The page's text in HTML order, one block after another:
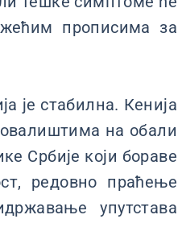
прописима за
јe стабилна. Кенија
на обали
Србије који бораве
редовно праћење
упутстава